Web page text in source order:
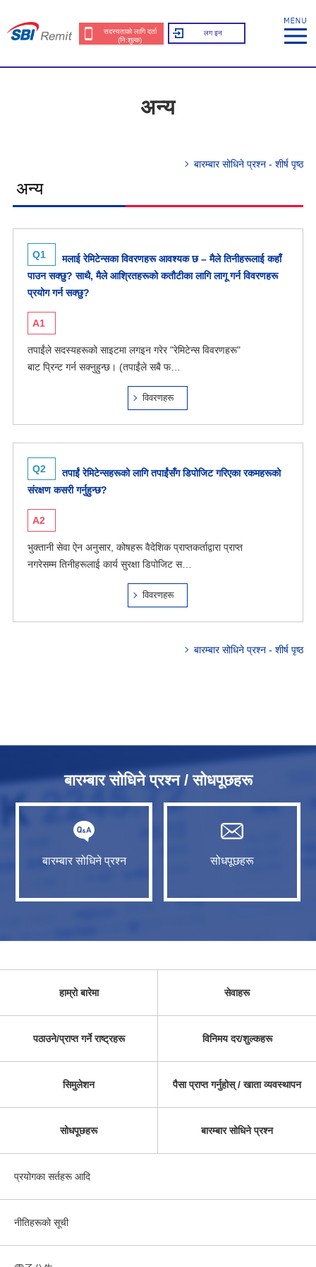
सदस्यताको लागि दर्ता
(नि:शुल्क)
लग इन
अन्य
बारम्बार सोधिने प्रश्न - शीर्ष पृष्ठ
अन्य
Q1
मलाई रेमिटेन्सका विवरणहरू आवश्यक छ – मैले तिनीहरूलाई कहाँ
पाउन सक्छु? साथै, मैले आश्रितहरूको कतौटीका लागि लागू गर्न विवरणहरू
प्रयोग गर्न सक्छु?
A1
तपाईंले सदस्यहरूको साइटमा लगइन गरेर "रेमिटेन्स विवरणहरू"
बाट प्रिन्ट गर्न सक्नुहुन्छ। (तपाईंले सबै फ…
विवरणहरू
Q2
तपाईं रेमिटेन्सहरूको लागि तपाईंसँग डिपोजिट गरिएका रकमहरूको
संरक्षण कसरी गर्नुहुन्छ?
A2
भुक्तानी सेवा ऐन अनुसार, कोषहरू वैदेशिक प्राप्तकर्ताद्वारा प्राप्त
नगरेसम्म तिनीहरूलाई कार्य सुरक्षा डिपोजिट स…
विवरणहरू
बारम्बार सोधिने प्रश्न - शीर्ष पृष्ठ
बारम्बार सोधिने प्रश्न / सोधपूछहरू
बारम्बार सोधिने प्रश्न सोधपूछहरू
हाम्रो बारेमा सेवाहरू
पठाउने/प्राप्त गर्ने राष्ट्रहरू विनिमय दर/शुल्कहरू
सिमुलेशन पैसा प्राप्त गर्नुहोस् / खाता व्यवस्थापन
सोधपूछहरू बारम्बार सोधिने प्रश्न
प्रयोगका सर्तहरू आदि
नीतिहरूको सूची